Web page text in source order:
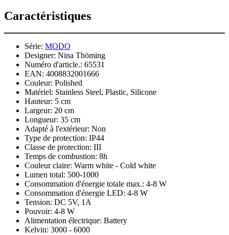
Caractéristiques
Série: MODO
Designer: Nina Thöming
Numéro d'article.: 65531
EAN: 4008832001666
Couleur: Polished
Matériel: Stainless Steel, Plastic, Silicone
Hauteur: 5 cm
Largeur: 20 cm
Longueur: 35 cm
Adapté à l'extérieur: Non
Type de protection: IP44
Classe de protection: III
Temps de combustion: 8h
Couleur claire: Warm white - Cold white
Lumen total: 500-1000
Consommation d'énergie totale max.: 4-8 W
Consommation d'énergie LED: 4-8 W
Tension: DC 5V, 1A
Pouvoir: 4-8 W
Alimentation électrique: Battery
Kelvin: 3000 - 6000